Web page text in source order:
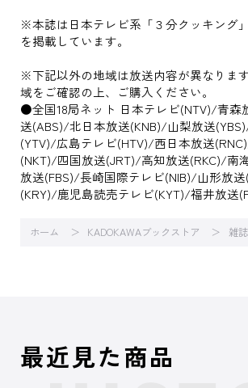
※本誌は日本テレビ系「３分クッキング
を掲載しています。
※下記以外の地域は放送内容が異なりま
域をご確認の上、ご購入ください。
●全国18局ネット 日本テレビ(NTV)/青森
送(ABS)/北日本放送(KNB)/山梨放送
(YTV)/広島テレビ(HTV)/西日本放送
(NKT)/四国放送(JRT)/高知放送(RKC)/南
放送(FBS)/長崎国際テレビ(NIB)/山形放
(KRY)/鹿児島読売テレビ(KYT)/福井放送
ホーム KADOKAWAブックストア 雑誌
最近見た商品